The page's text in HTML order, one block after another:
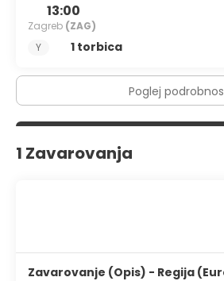
13:00
Zagreb (ZAG)
Y
1 torbica
Poglej
1 Zavarovanja
Zavarovanje (Opis) - Regija